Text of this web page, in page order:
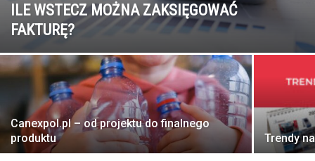
ILE WSTECZ MOŻNA ZAKSIĘGOWAĆ
FAKTURĘ?
Canexpol.pl – od projektu do finalnego
produktu
Trendy